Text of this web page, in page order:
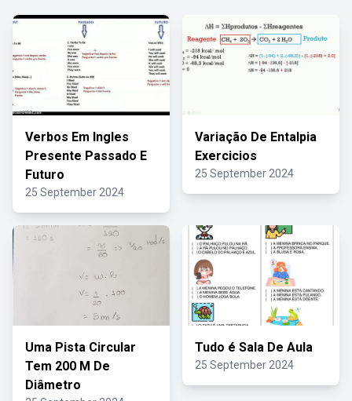
Verbos Em Ingles
Presente Passado E
Futuro
25 September 2024
Variação De Entalpia
Exercicios
25 September 2024
Uma Pista Circular
Tem 200 M De
Diâmetro
Tudo é Sala De Aula
25 September 2024